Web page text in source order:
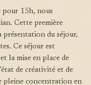
Cette première
présentation du séjour,
Ce séjour est
la mise en place de
de créativité et de
pleine concentration en